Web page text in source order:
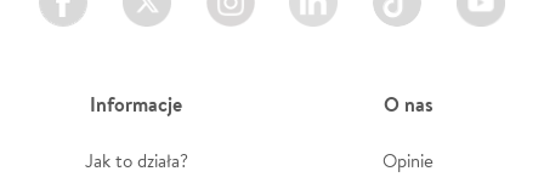
Informacje
Jak to działa?
O nas
Opinie